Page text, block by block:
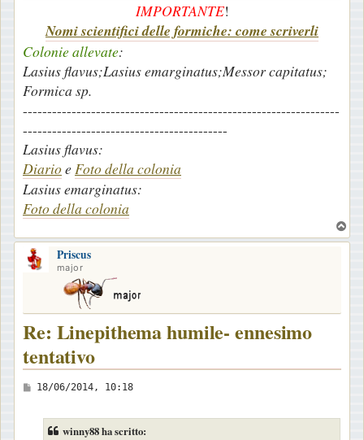
IMPORTANTE!
Nomi scientifici delle formiche: come scriverli
Colonie allevate:
Lasius flavus;Lasius emarginatus;Messor capitatus;
Formica sp.
-----------------------------------------------------------------
------------------------------------------
Lasius flavus:
DiarioeFoto della colonia
Lasius emarginatus:
Foto della colonia
o
Priscus
major
Re: Linepithema humile- ennesimo
tentativo
M
18/06/2014, 10:18
winny88 ha scritto: